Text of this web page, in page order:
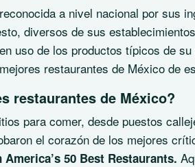
a nivel nacional por sus
diversos de sus
uso de los productos típicos de
restaurantes de México de
restaurantes de México?
para comer, desde puestos
el corazón de los mejores
America’s 50 Best Restaurants.